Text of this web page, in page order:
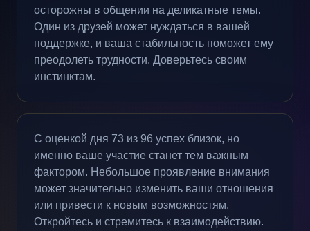
осторожны в общении на деликатные темы.
Один из друзей может нуждаться в вашей
поддержке, и ваша стабильность поможет ему
преодолеть трудности. Доверьтесь своим
инстинктам.
С оценкой дня 73 из 96 успех близок, но
именно ваше участие станет тем важным
фактором. Небольшое проявление внимания
может значительно изменить ваши отношения
или привести к новым возможностям.
Откройтесь и стремитесь к взаимодействию.